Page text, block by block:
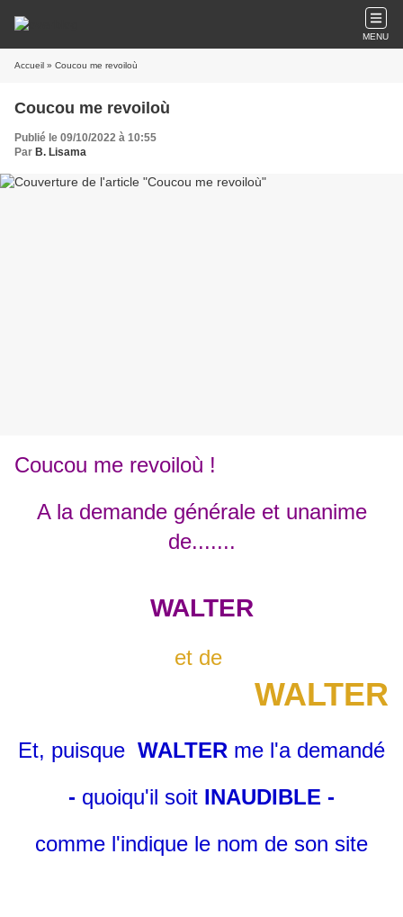
MENU
Accueil » Coucou me revoiloù
Coucou me revoiloù
Publié le 09/10/2022 à 10:55
Par B. Lisama
Coucou me revoiloù !
A la demande générale et unanime
de.......
WALTER
et de
WALTER
Et, puisque WALTER me l'a demandé
- quoiqu'il soit INAUDIBLE -
comme l'indique le nom de son site